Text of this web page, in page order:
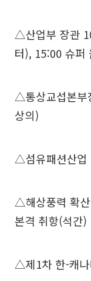
△산업부 장관
터), 15:00 슈퍼
△통상교섭본부
상의)
△섬유패션산업
△해상풍력 확산
본격 취항(석간)
△제1차 한-캐나